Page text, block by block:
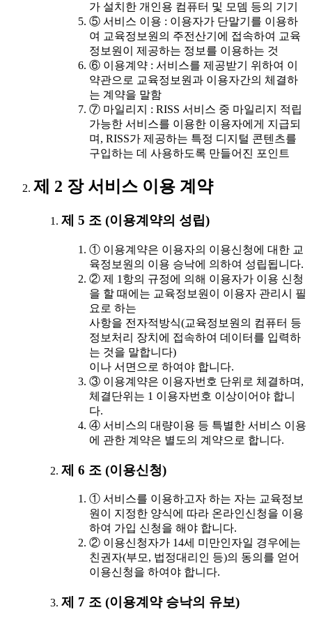
가 설치한 개인용 컴퓨터 및 모뎀 등의 기기
⑤ 서비스 이용 : 이용자가 단말기를 이용하
여 교육정보원의 주전산기에 접속하여 교육
정보원이 제공하는 정보를 이용하는 것
⑥ 이용계약 : 서비스를 제공받기 위하여 이
약관으로 교육정보원과 이용자간의 체결하
는 계약을 말함
⑦ 마일리지 : RISS 서비스 중 마일리지 적립
가능한 서비스를 이용한 이용자에게 지급되
며, RISS가 제공하는 특정 디지털 콘텐츠를
구입하는 데 사용하도록 만들어진 포인트
제 2 장 서비스 이용 계약
제 5 조 (이용계약의 성립)
① 이용계약은 이용자의 이용신청에 대한 교
육정보원의 이용 승낙에 의하여 성립됩니다.
② 제 1항의 규정에 의해 이용자가 이용 신청
을 할 때에는 교육정보원이 이용자 관리시 필
요로 하는
사항을 전자적방식(교육정보원의 컴퓨터 등
정보처리 장치에 접속하여 데이터를 입력하
는 것을 말합니다)
이나 서면으로 하여야 합니다.
③ 이용계약은 이용자번호 단위로 체결하며,
체결단위는 1 이용자번호 이상이어야 합니
다.
④ 서비스의 대량이용 등 특별한 서비스 이용
에 관한 계약은 별도의 계약으로 합니다.
제 6 조 (이용신청)
① 서비스를 이용하고자 하는 자는 교육정보
원이 지정한 양식에 따라 온라인신청을 이용
하여 가입 신청을 해야 합니다.
② 이용신청자가 14세 미만인자일 경우에는
친권자(부모, 법정대리인 등)의 동의를 얻어
이용신청을 하여야 합니다.
제 7 조 (이용계약 승낙의 유보)